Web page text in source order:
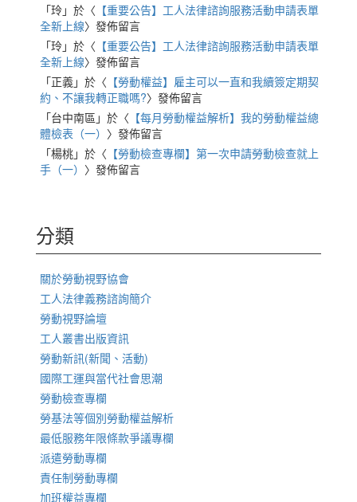
「玲」於〈 【重要公告】工人法律諮詢服務活動申請表單
全新上線〉發佈留言
「玲」於〈 【重要公告】工人法律諮詢服務活動申請表單
全新上線〉發佈留言
「正義」於〈 【勞動權益】雇主可以一直和我續簽定期契
約、不讓我轉正職嗎?〉發佈留言
「台中南區 」於〈 【每月勞動權益解析】我的勞動權益總
體檢表（一） 〉發佈留言
「楊桃」於〈 【勞動檢查專欄】第一次申請勞動檢查就上
手（一） 〉發佈留言
分類
關於勞動視野協會
工人法律義務諮詢簡介
勞動視野論壇
工人叢書出版資訊
勞動新訊(新聞、活動)
國際工運與當代社會思潮
勞動檢查專欄
勞基法等個別勞動權益解析
最低服務年限條款爭議專欄
派遣勞動專欄
責任制勞動專欄
加班權益專欄